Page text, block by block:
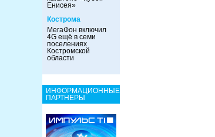
Енисея»
Кострома
МегаФон включил
4G ещё в семи
поселениях
Костромской
области
ИНФОРМАЦИОННЫЕ
ПАРТНЕРЫ